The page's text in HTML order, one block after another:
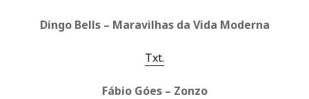
Dingo Bells – Maravilhas da Vida Moderna
Txt.
Fábio Góes – Zonzo